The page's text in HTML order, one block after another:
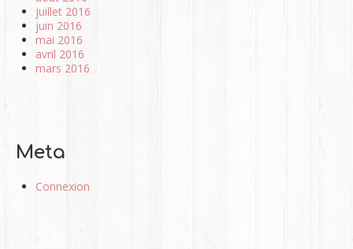
juillet 2016
juin 2016
mai 2016
avril 2016
mars 2016
Meta
Connexion